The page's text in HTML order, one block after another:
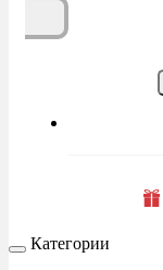
Категории